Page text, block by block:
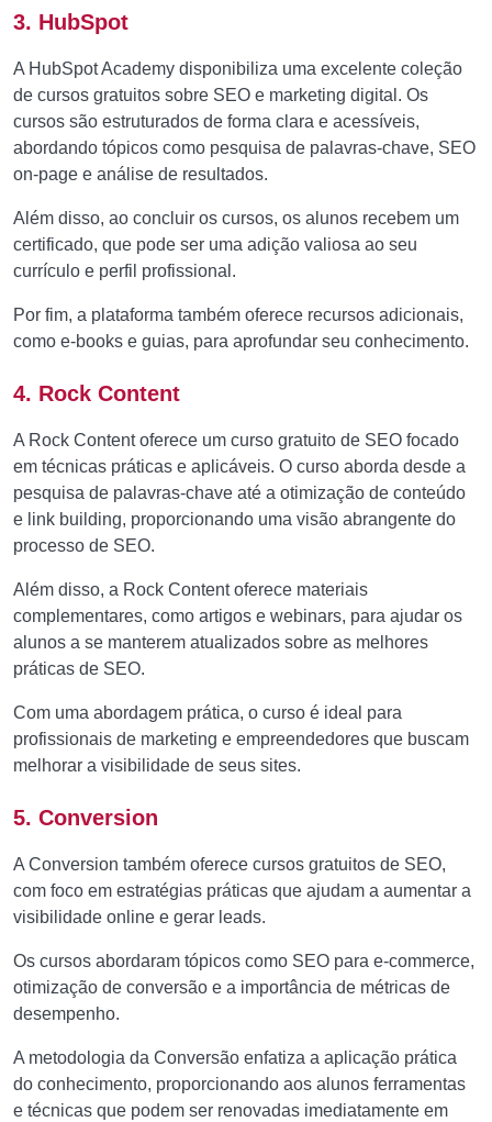
3. HubSpot
A HubSpot Academy disponibiliza uma excelente coleção
de cursos gratuitos sobre SEO e marketing digital. Os
cursos são estruturados de forma clara e acessíveis,
abordando tópicos como pesquisa de palavras-chave, SEO
on-page e análise de resultados.
Além disso, ao concluir os cursos, os alunos recebem um
certificado, que pode ser uma adição valiosa ao seu
currículo e perfil profissional.
Por fim, a plataforma também oferece recursos adicionais,
como e-books e guias, para aprofundar seu conhecimento.
4. Rock Content
A Rock Content oferece um curso gratuito de SEO focado
em técnicas práticas e aplicáveis. O curso aborda desde a
pesquisa de palavras-chave até a otimização de conteúdo
e link building, proporcionando uma visão abrangente do
processo de SEO.
Além disso, a Rock Content oferece materiais
complementares, como artigos e webinars, para ajudar os
alunos a se manterem atualizados sobre as melhores
práticas de SEO.
Com uma abordagem prática, o curso é ideal para
profissionais de marketing e empreendedores que buscam
melhorar a visibilidade de seus sites.
5. Conversion
A Conversion também oferece cursos gratuitos de SEO,
com foco em estratégias práticas que ajudam a aumentar a
visibilidade online e gerar leads.
Os cursos abordaram tópicos como SEO para e-commerce,
otimização de conversão e a importância de métricas de
desempenho.
A metodologia da Conversão enfatiza a aplicação prática
do conhecimento, proporcionando aos alunos ferramentas
e técnicas que podem ser renovadas imediatamente em